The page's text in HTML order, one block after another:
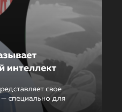
интеллект
свое
специально для